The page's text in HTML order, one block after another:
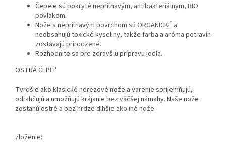
Čepele sú pokryté nepriľnavým, antibakteriálnym, BIO
povlakom.
Nože s nepriľnavým povrchom sú ORGANICKÉ a
neobsahujú toxické kyseliny, takže farba a aróma potravín
zostávajú prirodzené.
Rozhodnite sa pre zdravšiu prípravu jedla.
OSTRÁ ČEPEĽ
Tvrdšie ako klasické nerezové nože a varenie spríjemňujú,
odľahčujú a umožňujú krájanie bez väčšej námahy. Naše nože
zostanú ostré a bez hrdze dlhšie ako iné nože.
zloženie: